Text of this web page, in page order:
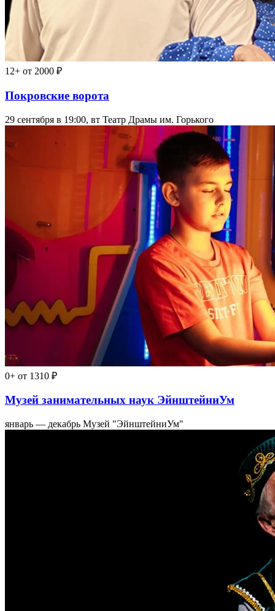
12+ от 2000 ₽
Покровские ворота
29 сентября в 19:00, вт Театр Драмы им. Горького
0+ от 1310 ₽
Музей занимательных наук ЭйнштейниУм
январь — декабрь Музей "ЭйнштейниУм"